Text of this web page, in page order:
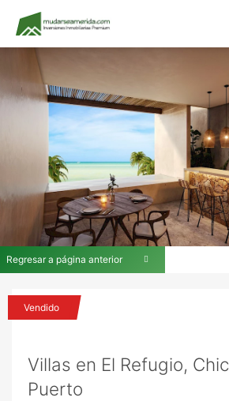
Regresar a página anterior
Vendido
Villas en El Refugio,
Puerto